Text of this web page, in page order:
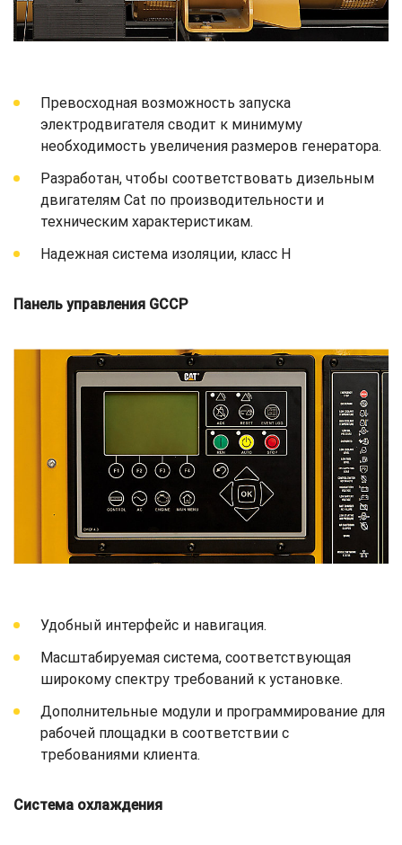
Превосходная возможность запуска
электродвигателя сводит к минимуму
необходимость увеличения размеров генератора.
Разработан, чтобы соответствовать дизельным
двигателям Cat по производительности и
техническим характеристикам.
Надежная система изоляции, класс H
Панель управления GCCP
Удобный интерфейс и навигация.
Масштабируемая система, соответствующая
широкому спектру требований к установке.
Дополнительные модули и программирование для
рабочей площадки в соответствии с
требованиями клиента.
Система охлаждения